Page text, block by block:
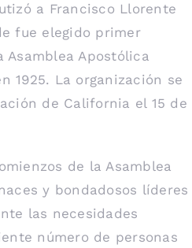
a Francisco Llorente
fue elegido primer
Asamblea Apostólica
1925. La organización se
de California el 15 de
de la Asamblea
y bondadosos líderes
las necesidades
número de personas